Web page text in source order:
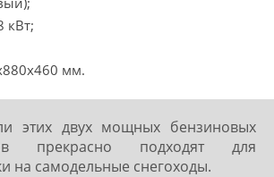
кВт;
мм.
этих двух мощных бензиновых
прекрасно подходят для
на самодельные снегоходы.